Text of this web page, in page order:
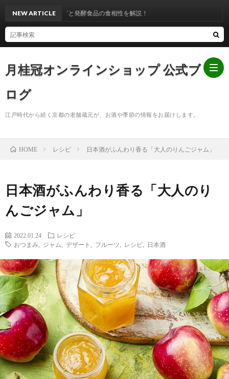
月桂冠オンラインショップ 公式ブ
ログ
江戸時代から続く京都の老舗蔵元が、お酒や季節の情報をお届けします。
事・
イ
ベ
ン
ト
京
都
の
話
題
季
節
の
話
ラ
ン
キ
月
桂
NEW ARTICLE
いつ？ うなぎと発酵食品の食相性を解説！
HOME レシピ 日本酒がふんわり香る「大人のりんごジャム」
日本酒がふんわり香る「大人のり
んごジャム」
2022.01.24
レシピ
おつまみ
ジャム デザート フルーツ レシピ 日本酒